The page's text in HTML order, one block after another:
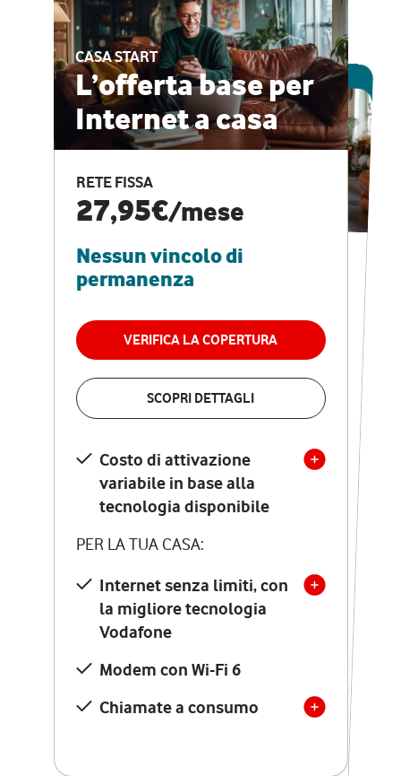
CASA START
L’offerta base per
Internet a casa
RETE FISSA
27,95€/mese
Nessun vincolo di
permanenza
VERIFICA LA COPERTURA
SCOPRI DETTAGLI
Costo di attivazione
variabile in base alla
tecnologia disponibile
PER LA TUA CASA:
Internet senza limiti, con
la migliore tecnologia
Vodafone
Modem con Wi-Fi 6
Chiamate a consumo
ESCLUSIVA ONLINE
CASA PRO
Internet veloce e
vantaggi speciali
RETE FISSA + VODAFONE CLUB
29,95€
permanenza
VERIFICA LA COPERTURA
Costo di attivazione
variabile in base alla
tecnologia disponibile
PER LA TUA CASA:
Internet senza limiti, con
la migliore tecnologia
Vodafone
Modem Seven con Wi-Fi 7
Chiamate illimitate verso
numeri fissi e mobili
nazionali